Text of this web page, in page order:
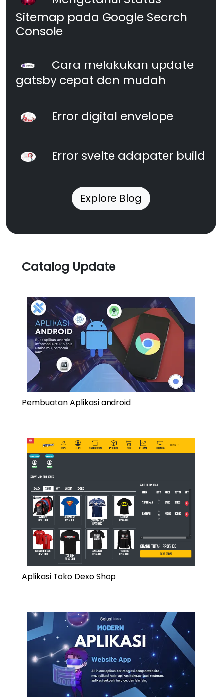
Sitemap pada Google Search
Console
Cara melakukan update
gatsby cepat dan mudah
Error digital envelope
Error svelte adapater build
Explore Blog
Catalog Update
Pembuatan Aplikasi android
Aplikasi Toko Dexo Shop